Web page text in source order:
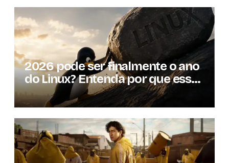
2026 pode ser finalmente o ano
do Linux? Entenda por que essa
previsão voltou à tona